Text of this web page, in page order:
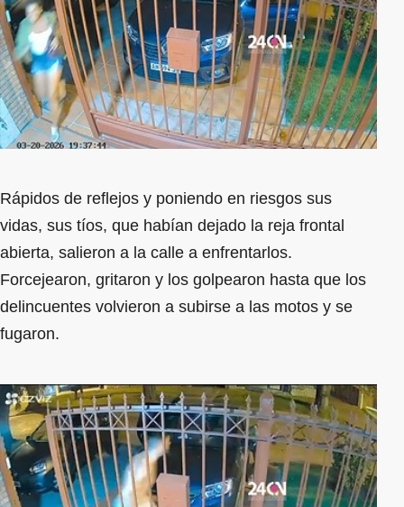
Rápidos de reflejos y poniendo en riesgos sus
vidas, sus tíos, que habían dejado la reja frontal
abierta, salieron a la calle a enfrentarlos.
Forcejearon, gritaron y los golpearon hasta que los
delincuentes volvieron a subirse a las motos y se
fugaron.